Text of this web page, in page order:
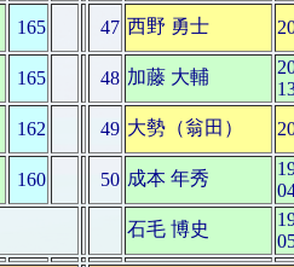
165 47 西野 勇士
165 48 加藤 大輔
162 49 大勢（翁田）
160 50 成本 年秀
石毛 博史